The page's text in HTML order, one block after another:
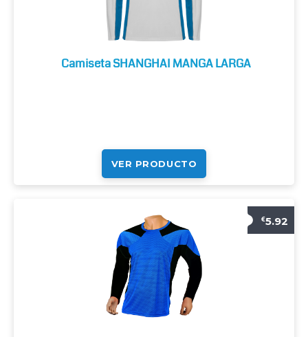
Camiseta SHANGHAI MANGA LARGA
VER PRODUCTO
€5.92